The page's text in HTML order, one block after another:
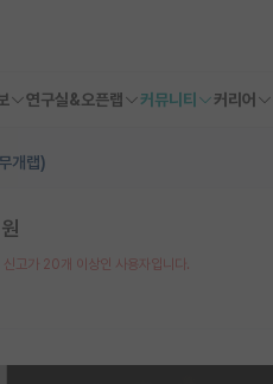
연구실&오픈랩 커뮤니티 커리어
개랩)
신고가 20개 이상인 사용자입니다.